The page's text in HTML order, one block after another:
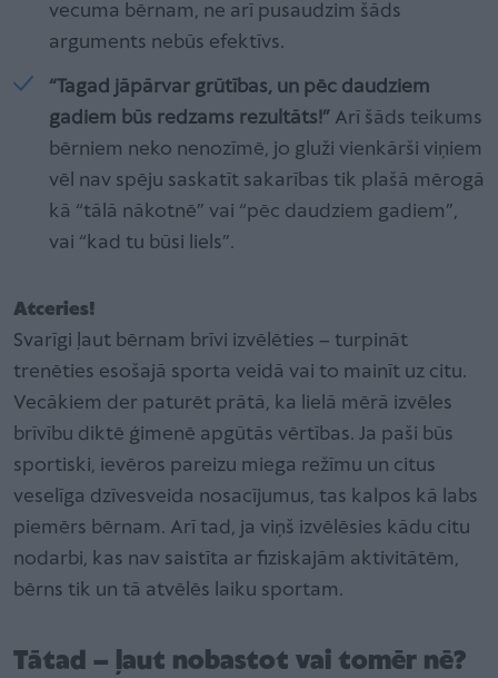
vecuma bērnam, ne arī pusaudzim šāds
arguments nebūs efektīvs.
“Tagad jāpārvar grūtības, un pēc daudziem
gadiem būs redzams rezultāts!” Arī šāds teikums
bērniem neko nenozīmē, jo gluži vienkārši viņiem
vēl nav spēju saskatīt sakarības tik plašā mērogā
kā “tālā nākotnē” vai “pēc daudziem gadiem”,
vai “kad tu būsi liels”.
Atceries!
Svarīgi ļaut bērnam brīvi izvēlēties – turpināt
trenēties esošajā sporta veidā vai to mainīt uz citu.
Vecākiem der paturēt prātā, ka lielā mērā izvēles
brīvību diktē ģimenē apgūtās vērtības. Ja paši būs
sportiski, ievēros pareizu miega režīmu un citus
veselīga dzīvesveida nosacījumus, tas kalpos kā labs
piemērs bērnam. Arī tad, ja viņš izvēlēsies kādu citu
nodarbi, kas nav saistīta ar fiziskajām aktivitātēm,
bērns tik un tā atvēlēs laiku sportam.
Tātad – ļaut nobastot vai tomēr nē?